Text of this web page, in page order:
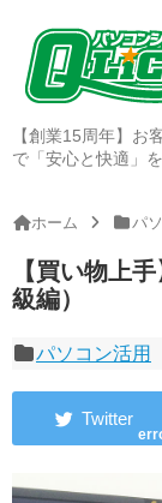
【創業15周年】お
で「安心と快適」
ホーム パ
【買い物上
級編）
パソコン活用